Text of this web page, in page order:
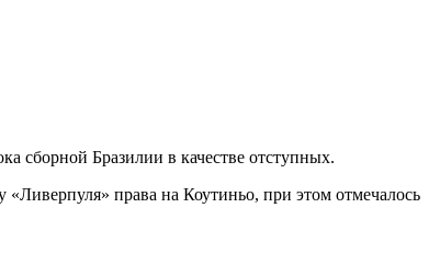
сборной Бразилии в качестве отступных.
права на Коутиньо, при этом отмечалось